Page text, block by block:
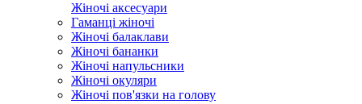
Жіночі аксесуари
Гаманці жіночі
Жіночі балаклави
Жіночі бананки
Жіночі напульсники
Жіночі окуляри
Жіночі пов'язки на голову